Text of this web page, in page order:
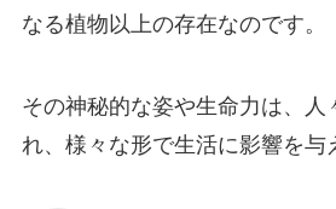
なる植物以上の存在なのです。
その神秘的な姿や生命力は、人
れ、様々な形で生活に影響を与